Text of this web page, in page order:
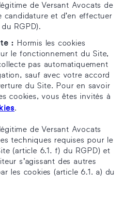
de Versant Avocats de
candidature et d’en effectuer
RGPD).
: Hormis les cookies
le fonctionnement du Site,
pas automatiquement
sauf avec votre accord
du Site. Pour en savoir
cookies, vous êtes invités à
.
de Versant Avocats
techniques requises pour le
(article 6.1. f) du RGPD) et
s’agissant des autres
les cookies (article 6.1. a) du